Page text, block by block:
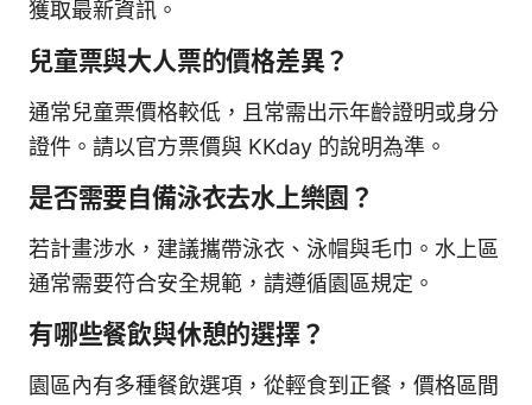
獲取最新資訊。
兒童票與大人票的價格差異？
通常兒童票價格較低，且常需出示年齡證明或身分
證件。請以官方票價與 KKday 的說明為準。
是否需要自備泳衣去水上樂園？
若計畫涉水，建議攜帶泳衣、泳帽與毛巾。水上區
通常需要符合安全規範，請遵循園區規定。
有哪些餐飲與休憩的選擇？
園區內有多種餐飲選項，從輕食到正餐，價格區間